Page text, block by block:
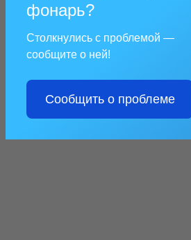
фонарь?
Столкнулись с проблемой —
сообщите о ней!
Сообщить о проблеме